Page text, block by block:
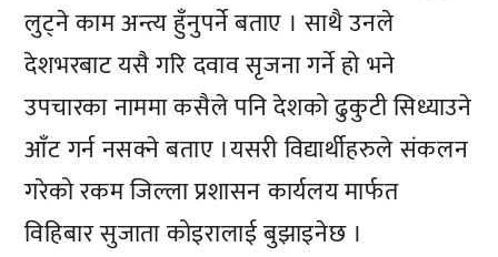
लुट्ने काम अन्त्य हुँनुपर्ने बताए । साथै उनले
देशभरबाट यसै गरि दवाव सृजना गर्ने हो भने
उपचारका नाममा कसैले पनि देशको ढुकुटी सिध्याउने
आँट गर्न नसक्ने बताए ।यसरी विद्यार्थीहरुले संकलन
गरेको रकम जिल्ला प्रशासन कार्यलय मार्फत
विहिबार सुजाता कोइरालाई बुझाइनेछ ।